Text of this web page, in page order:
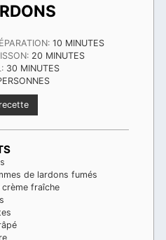
10 MINUTES
MINUTES
20 MINUTES
MINUTES
30 MINUTES
MINUTES
de lardons fumés
crème fraîche